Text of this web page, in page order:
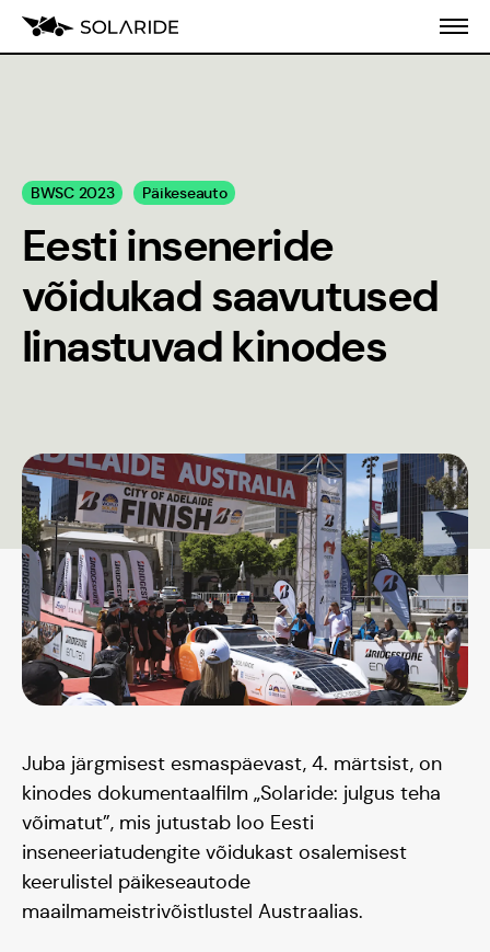
Koolitusprogramm
Blogi
Inseneeria
populariseerimine
BWSC 2023 Päikeseauto
Eesti inseneride
võidukad saavutused
linastuvad kinodes
Juba järgmisest esmaspäevast, 4. märtsist, on
kinodes dokumentaalfilm „Solaride: julgus teha
võimatut”, mis jutustab loo Eesti
inseneeriatudengite võidukast osalemisest
keerulistel päikeseautode
maailmameistrivõistlustel Austraalias.